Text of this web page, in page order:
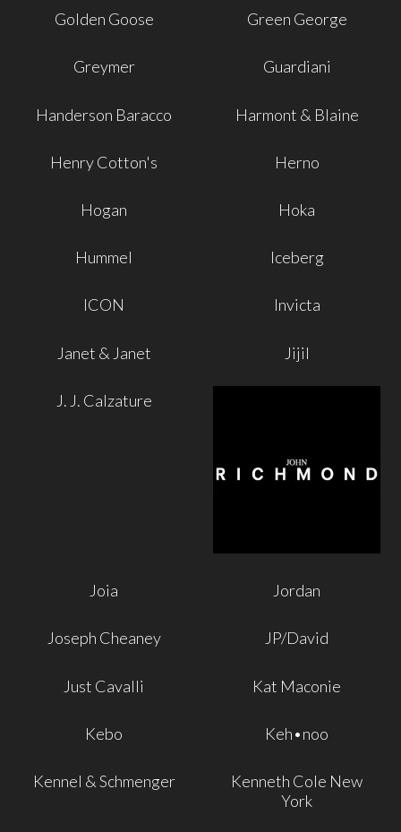
Golden Goose Green George
Greymer Guardiani
Handerson Baracco Harmont & Blaine
Henry Cotton's Herno
Hogan Hoka
Hummel Iceberg
ICON Invicta
Janet & Janet Jijil
J. J. Calzature
Joia Jordan
Joseph Cheaney JP/David
Just Cavalli Kat Maconie
Kebo Keh•noo
Kennel & Schmenger
Kenneth Cole New
York